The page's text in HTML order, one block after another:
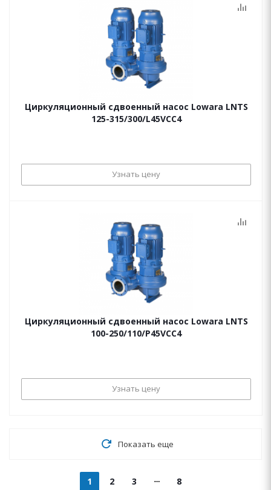
Циркуляционный сдвоенный насос Lowara LNTS
125-315/300/L45VCC4
Узнать цену
Циркуляционный сдвоенный насос Lowara LNTS
100-250/110/P45VCC4
Узнать цену
Показать еще
1 2 3
8